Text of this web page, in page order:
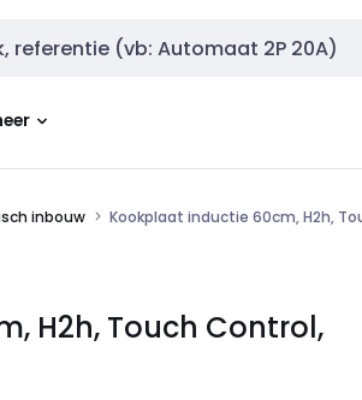
inbouw Kookplaat inductie 60cm, H2h,
H2h, Touch Control,